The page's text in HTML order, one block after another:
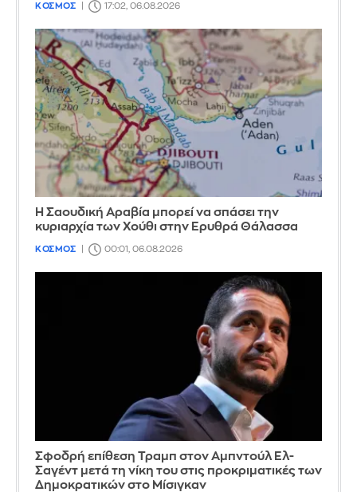
ΚΟΣΜΟΣ 17:02, 06.08.2026
Η Σαουδική Αραβία μπορεί να σπάσει την
κυριαρχία των Χούθι στην Ερυθρά Θάλασσα
ΚΟΣΜΟΣ 00:01, 06.08.2026
Σφοδρή επίθεση Τραμπ στον Αμπντούλ Ελ-
Σαγέντ μετά τη νίκη του στις προκριματικές των
Δημοκρατικών στο Μίσιγκαν